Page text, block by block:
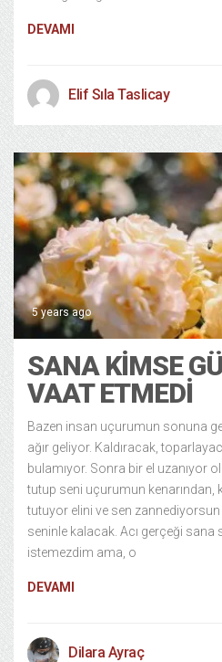
DEVAMI
Elif Sıla Taslicay
5 years ago
SANA KİMSE
VAAT ETMEDİ
Bazen insan uçurumun sonuna
ağır geliyor. Kaldıracak,
bulamıyor. Sonra bir el uzanıyor
tutup seni uçurumun kenarından,
tutuyor elini ve sen
seninle kalacak. Acı gerçeği sana
istemezdim ama, o
DEVAMI
Dilara Ayraç